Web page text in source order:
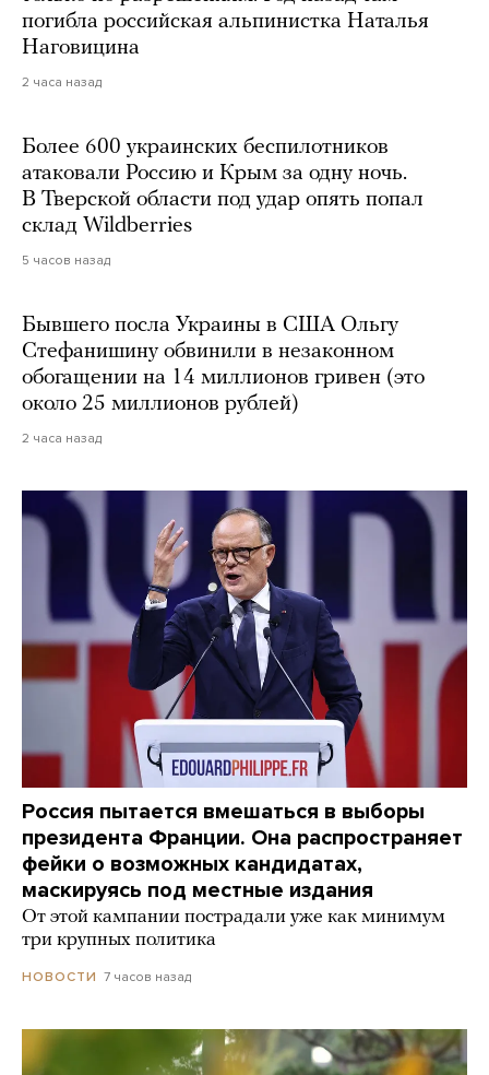
погибла российская альпинистка Наталья
Наговицина
2 часа назад
Более 600 украинских беспилотников
атаковали Россию и Крым за одну ночь.
В Тверской области под удар опять попал
склад Wildberries
5 часов назад
Бывшего посла Украины в США Ольгу
Стефанишину обвинили в незаконном
обогащении на 14 миллионов гривен (это
около 25 миллионов рублей)
2 часа назад
Россия пытается вмешаться в выборы
президента Франции. Она распространяет
фейки о возможных кандидатах,
маскируясь под местные издания
От этой кампании пострадали уже как минимум
три крупных политика
НОВОСТИ 7 часов назад